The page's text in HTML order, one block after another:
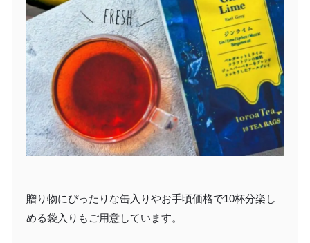
贈り物にぴったりな缶入りやお手頃価格で10杯分楽し
める袋入りもご用意しています。